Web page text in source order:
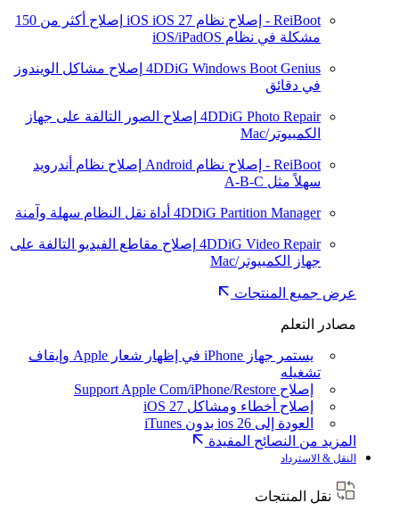
ReiBoot - إصلاح نظام iOS iOS 27
إصلاح أكثر من 150
مشكلة في نظام iOS/iPadOS
4DDiG Windows Boot Genius إصلاح مشاكل الويندوز
في دقائق
4DDiG Photo Repair إصلاح الصور التالفة على جهاز
الكمبيوتر/Mac
ReiBoot - إصلاح نظام Android
إصلاح نظام أندرويد
سهلاً مثل A-B-C
4DDiG Partition Manager أداة نقل النظام سهلة وآمنة
4DDiG Video Repair إصلاح مقاطع الفيديو التالفة على
جهاز الكمبيوتر/Mac
عرض جميع المنتجات
مصادر التعلم
يستمر جهاز iPhone في إظهار شعار Apple وإيقاف
تشغيله
إصلاح Support Apple Com/iPhone/Restore
إصلاح أخطاء ومشاكل iOS 27
العودة إلى ios 26 بدون iTunes
المزيد من النصائح المفيدة
النقل & الاسترداد
نقل المنتجات